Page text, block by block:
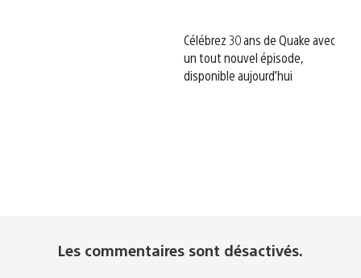
Célébrez 30 ans de Quake avec
un tout nouvel épisode,
disponible aujourd’hui
Les commentaires sont désactivés.